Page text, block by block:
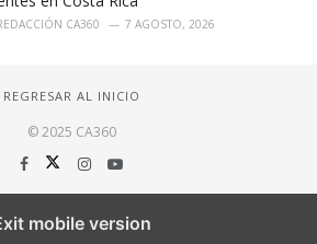
CA360 7 AGOSTO, 2026
REGRESAR AL INICIO
© 2025 CA360
mobile version